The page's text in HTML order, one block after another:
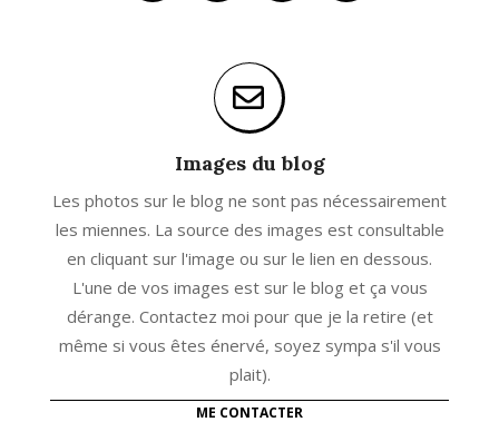
Images du blog
Les photos sur le blog ne sont pas nécessairement
les miennes. La source des images est consultable
en cliquant sur l'image ou sur le lien en dessous.
L'une de vos images est sur le blog et ça vous
dérange. Contactez moi pour que je la retire (et
même si vous êtes énervé, soyez sympa s'il vous
plait).
ME CONTACTER